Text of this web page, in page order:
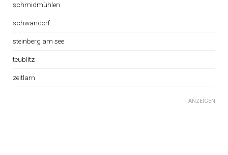
schmidmühlen
schwandorf
steinberg am see
teublitz
zeitlarn
ANZEIGEN